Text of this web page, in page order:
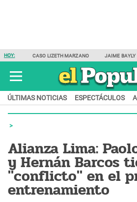
HOY: CASO LIZETH MARZANO JAIME BAYLY
ÚLTIMAS NOTICIAS ESPECTÁCULOS
Alianza Lima:
y Hernán Barcos
"conflicto" en el
entrenamiento